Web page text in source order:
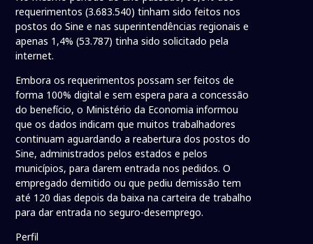
requerimentos (3.683.540) tinham sido feitos nos
postos do Sine e nas superintendências regionais e
apenas 1,4% (53.787) tinha sido solicitado pela
internet.
Embora os requerimentos possam ser feitos de
forma 100% digital e sem espera para a concessão
do benefício, o Ministério da Economia informou
que os dados indicam que muitos trabalhadores
continuam aguardando a reabertura dos postos do
Sine, administrados pelos estados e pelos
municípios, para darem entrada nos pedidos. O
empregado demitido ou que pediu demissão tem
até 120 dias depois da baixa na carteira de trabalho
para dar entrada no seguro-desemprego.
Perfil